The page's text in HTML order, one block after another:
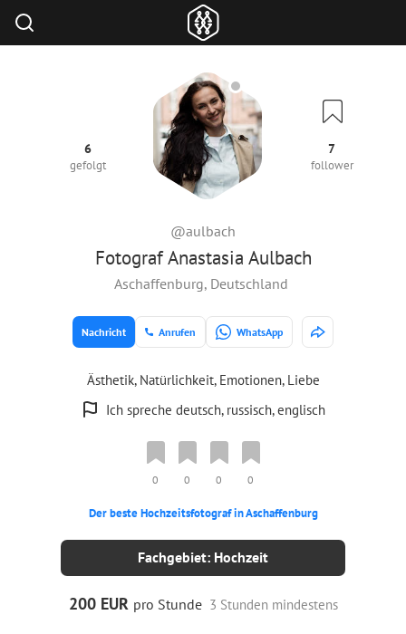
Fotograf Anastasia Aulbach
@aulbach
6
gefolgt
7
follower
Aschaffenburg, Deutschland
Nachricht Anrufen WhatsApp
Ästhetik, Natürlichkeit, Emotionen, Liebe
Ich spreche deutsch, russisch, englisch
0 0 0 0
Der beste Hochzeitsfotograf in Aschaffenburg
Fachgebiet: Hochzeit
200 EUR pro Stunde 3 Stunden mindestens